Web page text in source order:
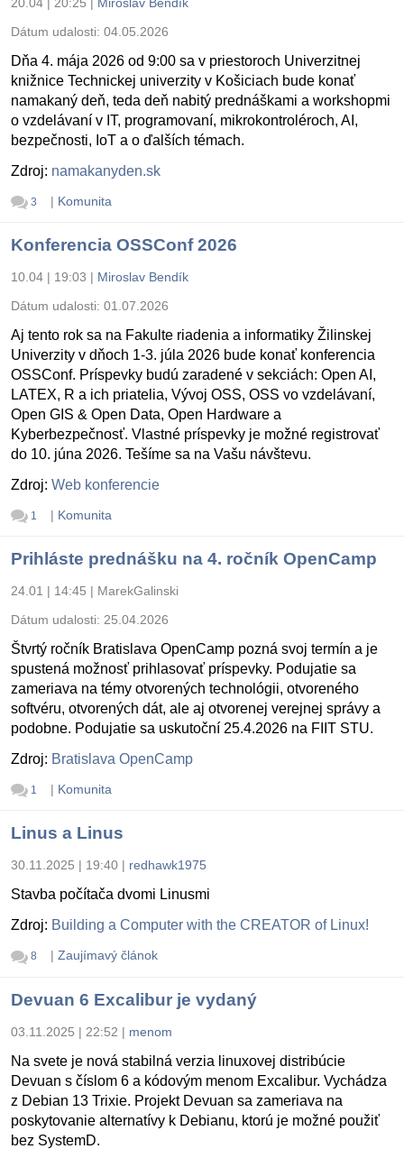
Dátum udalosti: 04.05.2026
Dňa 4. mája 2026 od 9:00 sa v priestoroch Univerzitnej
knižnice Technickej univerzity v Košiciach bude konať
namakaný deň, teda deň nabitý prednáškami a workshopmi
o vzdelávaní v IT, programovaní, mikrokontroléroch, AI,
bezpečnosti, IoT a o ďalších témach.
Zdroj: namakanyden.sk
3 | Komunita
Konferencia OSSConf 2026
10.04 | 19:03 | Miroslav Bendík
Dátum udalosti: 01.07.2026
Aj tento rok sa na Fakulte riadenia a informatiky Žilinskej
Univerzity v dňoch 1-3. júla 2026 bude konať konferencia
OSSConf. Príspevky budú zaradené v sekciách: Open AI,
LATEX, R a ich priatelia, Vývoj OSS, OSS vo vzdelávaní,
Open GIS & Open Data, Open Hardware a
Kyberbezpečnosť. Vlastné príspevky je možné registrovať
do 10. júna 2026. Tešíme sa na Vašu návštevu.
Zdroj: Web konferencie
1 | Komunita
Prihláste prednášku na 4. ročník OpenCamp
24.01 | 14:45 | MarekGalinski
Dátum udalosti: 25.04.2026
Štvrtý ročník Bratislava OpenCamp pozná svoj termín a je
spustená možnosť prihlasovať príspevky. Podujatie sa
zameriava na témy otvorených technológii, otvoreného
softvéru, otvorených dát, ale aj otvorenej verejnej správy a
podobne. Podujatie sa uskutoční 25.4.2026 na FIIT STU.
Zdroj: Bratislava OpenCamp
1 | Komunita
Linus a Linus
30.11.2025 | 19:40 | redhawk1975
Stavba počítača dvomi Linusmi
Zdroj: Building a Computer with the CREATOR of Linux!
8 | Zaujímavý článok
Devuan 6 Excalibur je vydaný
03.11.2025 | 22:52 | menom
Na svete je nová stabilná verzia linuxovej distribúcie
Devuan s číslom 6 a kódovým menom Excalibur. Vychádza
z Debian 13 Trixie. Projekt Devuan sa zameriava na
poskytovanie alternatívy k Debianu, ktorú je možné použiť
bez SystemD.